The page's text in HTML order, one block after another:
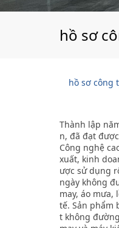
hồ sơ
hồ sơ công
Thành lập
n, đã đạt
Công nghệ
xuất, kinh
ược sử dụng
ngày không
may, áo mưa,
tế. Sản phẩm
t không